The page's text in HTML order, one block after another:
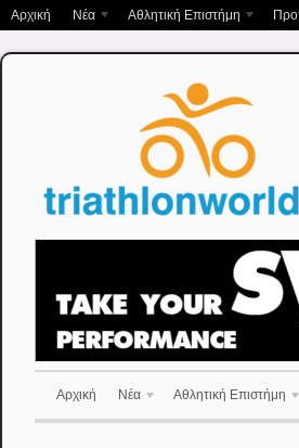
Αρχική Νέα Αθλητική Επιστήμη
Αρχική Νέα Αθλητική Επιστήμη